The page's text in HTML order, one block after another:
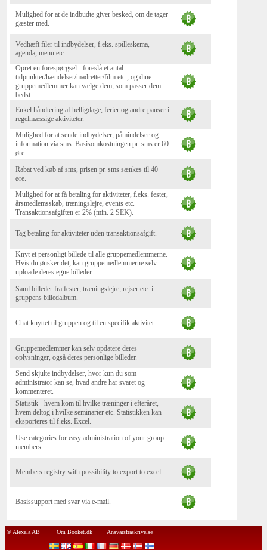
Mulighed for at de indbudte giver besked, om de tager
gæster med.
Vedhæft filer til indbydelser, f.eks. spilleskema,
agenda, menu etc.
Opret en forespørgsel - foreslå et antal
tidpunkter/hændelser/madretter/film etc., og dine
gruppemedlemmer kan vælge dem, som passer dem
bedst.
Enkel håndtering af helligdage, ferier og andre pauser i
regelmæssige aktiviteter.
Mulighed for at sende indbydelser, påmindelser og
information via sms. Basisomkostningen pr. sms er 60
øre.
Rabat ved køb af sms, prisen pr. sms sænkes til 40
øre.
Mulighed for at få betaling for aktiviteter, f.eks. fester,
årsmedlemsskab, træningslejre, events etc.
Transaktionsafgiften er 2% (min. 2 SEK).
Tag betaling for aktiviteter uden transaktionsafgift.
Knyt et personligt billede til alle gruppemedlemmerne.
Hvis du ønsker det, kan gruppemedlemmerne selv
uploade deres egne billeder.
Saml billeder fra fester, træningslejre, rejser etc. i
gruppens billedalbum.
Chat knyttet til gruppen og til en specifik aktivitet.
Gruppemedlemmer kan selv opdatere deres
oplysninger, også deres personlige billeder.
Send skjulte indbydelser, hvor kun du som
administrator kan se, hvad andre har svaret og
kommenteret.
Statistik - hvem kom til hvilke træninger i efteråret,
hvem deltog i hvilke seminarier etc. Statistikken kan
eksporteres til f.eks. Excel.
Use categories for easy administration of your group
members.
Members registry with possibility to export to excel.
Basissupport med svar via e-mail.
© Alexela AB Om Booket.dk Ansvarsfraskrivelse